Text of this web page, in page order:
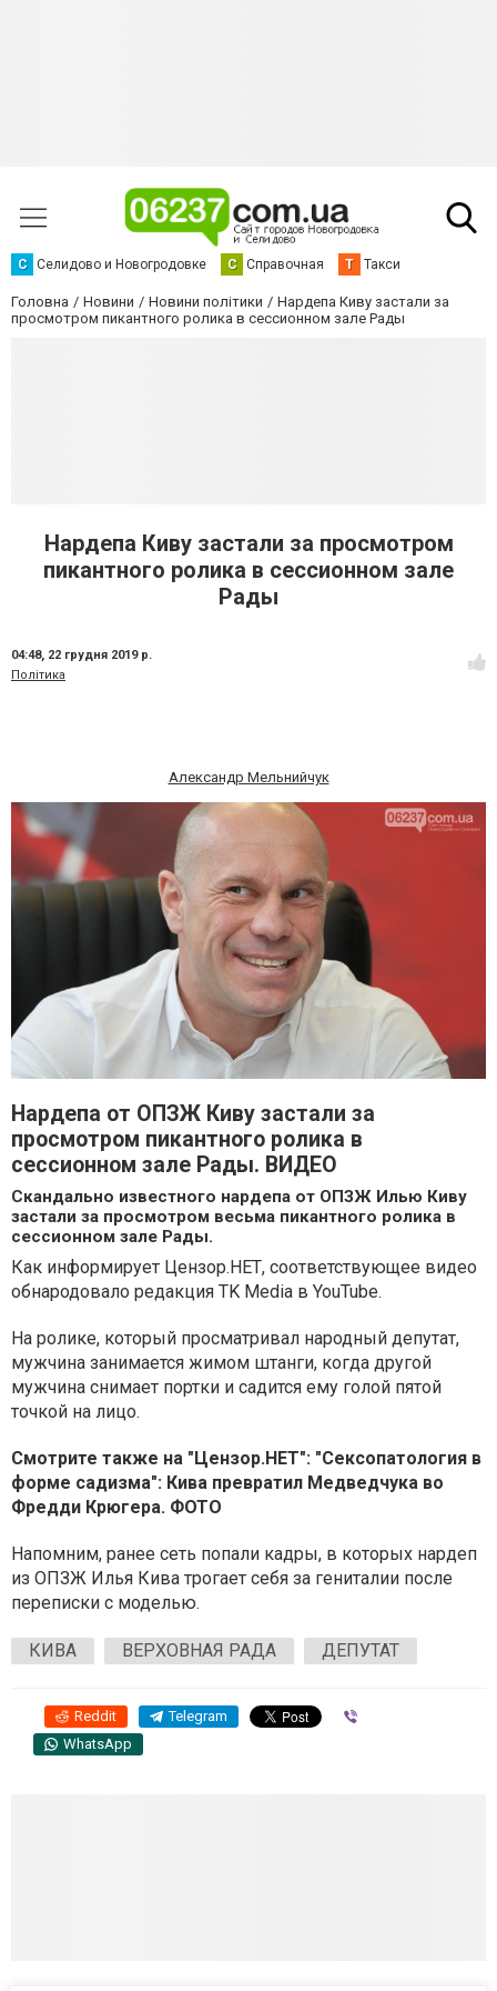
С Селидово и Новогродовке С Справочная Т Такси
Головна Новини Новини політики
Нардепа Киву застали за
просмотром пикантного ролика в сессионном зале Рады
Нардепа Киву застали за просмотром
пикантного ролика в сессионном зале
Рады
04:48, 22 грудня 2019 р.
Політика
Александр Мельнийчук
Нардепа от ОПЗЖ Киву застали за
просмотром пикантного ролика в
сессионном зале Рады. ВИДЕО
Скандально известного нардепа от ОПЗЖ Илью Киву
застали за просмотром весьма пикантного ролика в
сессионном зале Рады.
Как информирует Цензор.НЕТ, соответствующее видео
обнародовало редакция TK Media в YouTube.
На ролике, который просматривал народный депутат,
мужчина занимается жимом штанги, когда другой
мужчина снимает портки и садится ему голой пятой
точкой на лицо.
Смотрите также на "Цензор.НЕТ": "Сексопатология в
форме садизма": Кива превратил Медведчука во
Фредди Крюгера. ФОТО
Напомним, ранее сеть попали кадры, в которых нардеп
из ОПЗЖ Илья Кива трогает себя за гениталии после
переписки с моделью.
КИВА ВЕРХОВНАЯ РАДА ДЕПУТАТ
Reddit Telegram
WhatsApp